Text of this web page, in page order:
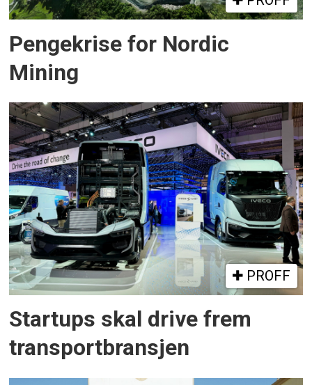
Pengekrise for Nordic
Mining
PROFF
Startups skal drive frem
transportbransjen